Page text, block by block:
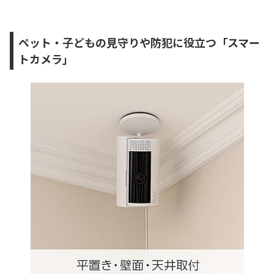
ペット・子どもの見守りや防犯に役立つ「スマー
トカメラ」